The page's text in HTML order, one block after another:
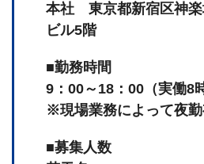
本社 東京都新宿区神楽
ビル5階
■勤務時間
9：00～18：00（実働8
※現場業務によって夜勤
■募集人数